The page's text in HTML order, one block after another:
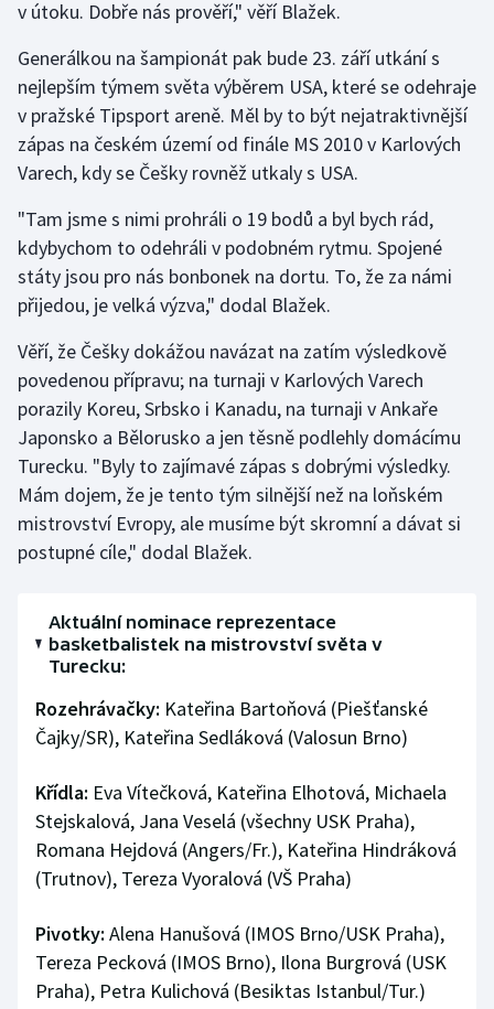
Stolní tenis
Triatlon
Veslování
Vodní slalom
Volejbal
Ostatní
v útoku. Dobře nás prověří," věří Blažek.
Generálkou na šampionát pak bude 23. září utkání s
nejlepším týmem světa výběrem USA, které se odehraje
v pražské Tipsport areně. Měl by to být nejatraktivnější
zápas na českém území od finále MS 2010 v Karlových
Varech, kdy se Češky rovněž utkaly s USA.
"Tam jsme s nimi prohráli o 19 bodů a byl bych rád,
kdybychom to odehráli v podobném rytmu. Spojené
státy jsou pro nás bonbonek na dortu. To, že za námi
přijedou, je velká výzva," dodal Blažek.
Věří, že Češky dokážou navázat na zatím výsledkově
povedenou přípravu; na turnaji v Karlových Varech
porazily Koreu, Srbsko i Kanadu, na turnaji v Ankaře
Japonsko a Bělorusko a jen těsně podlehly domácímu
Turecku. "Byly to zajímavé zápas s dobrými výsledky.
Mám dojem, že je tento tým silnější než na loňském
mistrovství Evropy, ale musíme být skromní a dávat si
postupné cíle," dodal Blažek.
Aktuální nominace reprezentace
basketbalistek na mistrovství světa v
Turecku:
Rozehrávačky: Kateřina Bartoňová (Piešťanské
Čajky/SR), Kateřina Sedláková (Valosun Brno)
Křídla: Eva Vítečková, Kateřina Elhotová, Michaela
Stejskalová, Jana Veselá (všechny USK Praha),
Romana Hejdová (Angers/Fr.), Kateřina Hindráková
(Trutnov), Tereza Vyoralová (VŠ Praha)
Pivotky: Alena Hanušová (IMOS Brno/USK Praha),
Tereza Pecková (IMOS Brno), Ilona Burgrová (USK
Praha), Petra Kulichová (Besiktas Istanbul/Tur.)